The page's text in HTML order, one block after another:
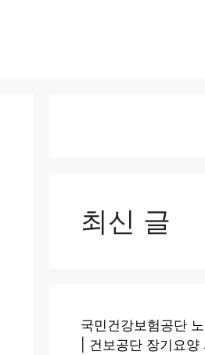
최신 글
국민건강보험공단
| 건보공단 장기요